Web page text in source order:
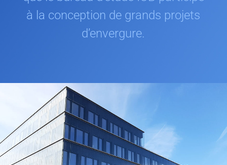
à la conception de grands projets
d’envergure.